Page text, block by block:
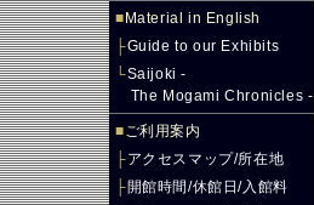
■ Material in English
├Guide to our Exhibits
└Saijoki -
The Mogami Chronicles -
■ご利用案内
├アクセスマップ/所在地
├開館時間/休館日/入館料